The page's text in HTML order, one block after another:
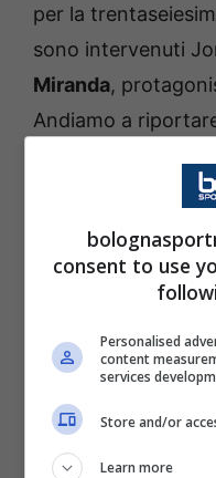
per la
sono intervenuti
Miranda,
Andiamo a
Le parole di
Napoli-
e la vittoria: “Stare
fa mai piacere,
mettermi in
vincere la partita”,
consent to use
Personalised
content
services
Store and/or
Learn more